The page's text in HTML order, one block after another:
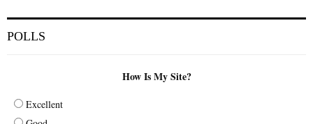
POLLS
How Is My Site?
Excellent